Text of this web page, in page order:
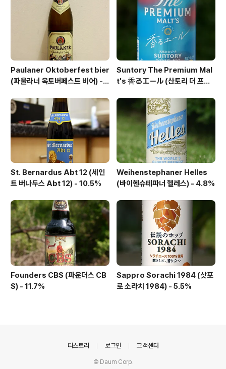
Paulaner Oktoberfest bier
(파울라너 옥토버페스트 비어) -
Suntory The Premium Mal
t's 香るエール (산토리 더 프리
St. Bernardus Abt 12 (세인
트 버나두스 Abt 12) - 10.5%
Weihenstephaner Helles
(바이헨슈테파너 헬레스) - 4.8%
Founders CBS (파운더스 CB
S) - 11.7%
Sappro Sorachi 1984 (삿포
로 소라치 1984) - 5.5%
티스토리 로그인 고객센터
© Daum Corp.